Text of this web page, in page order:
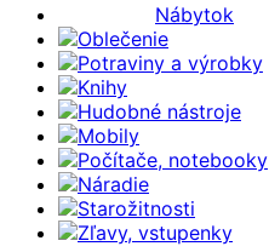
Nábytok
Oblečenie
Potraviny a výrobky
Knihy
Hudobné nástroje
Mobily
Počítače, notebooky
Náradie
Starožitnosti
Zľavy, vstupenky